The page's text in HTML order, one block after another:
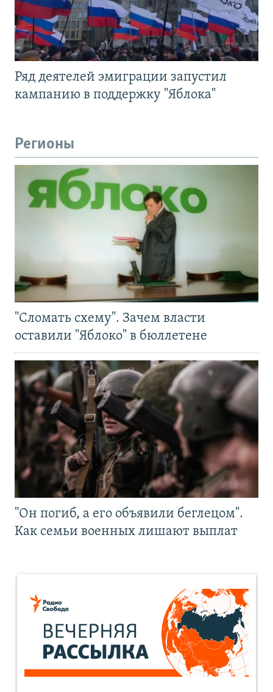
Ряд деятелей эмиграции запустил
кампанию в поддержку "Яблока"
Регионы
"Сломать схему". Зачем власти
оставили "Яблоко" в бюллетене
"Он погиб, а его объявили беглецом".
Как семьи военных лишают выплат